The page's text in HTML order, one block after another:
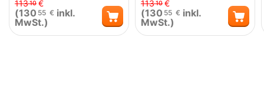
11310 €
(130 55 € inkl.
MwSt.)
11310 €
(130 55 € inkl.
MwSt.)